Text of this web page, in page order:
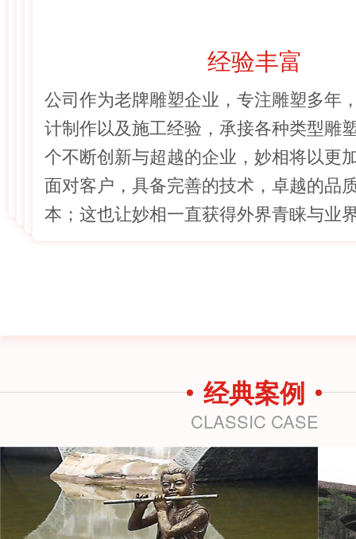
经验丰富
公司作为老牌雕塑企业，专注雕塑多年
计制作以及施工经验，承接各种类型雕
个不断创新与超越的企业，妙相将以更
面对客户，具备完善的技术，卓越的品
本；这也让妙相一直获得外界青睐与业
经典案例
CLASSIC CASE